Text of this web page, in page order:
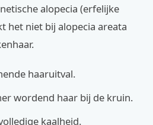
alopecia (erfelijke
het niet bij alopecia areata
haaruitval.
wordend haar bij de kruin.
kaalheid.